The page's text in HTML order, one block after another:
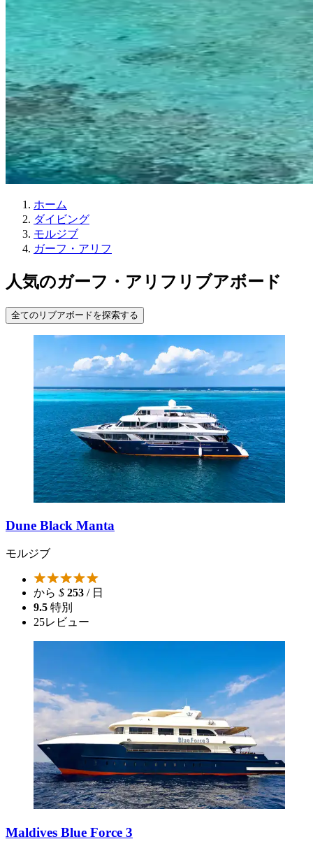
ホーム
ダイビング
モルジブ
ガーフ・アリフ
人気のガーフ・アリフリブアボード
全てのリブアボードを探索する
Dune Black Manta
モルジブ
から $ 253 / 日
9.5 特別
25レビュー
Maldives Blue Force 3